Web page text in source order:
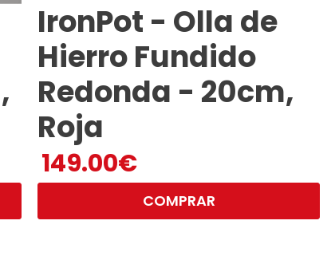
IronPot - Olla de
Hierro Fundido
Redonda - 20cm,
Roja
149.00€
COMPRAR